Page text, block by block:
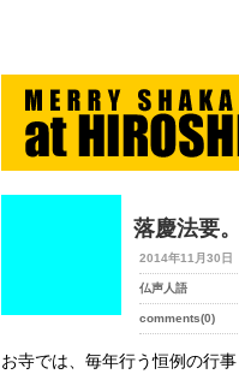
落慶法要。
2014年11月30日
仏声人語
comments(0)
お寺では、毎年行う恒例の行